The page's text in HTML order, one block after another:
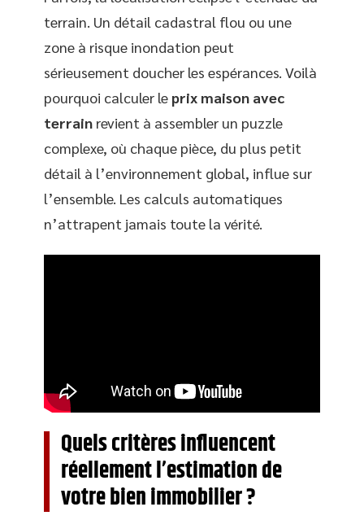
terrain. Un détail cadastral flou ou une
zone à risque inondation peut
sérieusement doucher les espérances. Voilà
pourquoi calculer le prix maison avec
terrain revient à assembler un puzzle
complexe, où chaque pièce, du plus petit
détail à l’environnement global, influe sur
l’ensemble. Les calculs automatiques
n’attrapent jamais toute la vérité.
Quels critères influencent
réellement l’estimation de
votre bien immobilier ?